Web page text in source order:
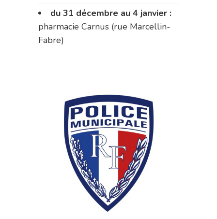
du 31 décembre au 4 janvier :
pharmacie Carnus (rue Marcellin-
Fabre)